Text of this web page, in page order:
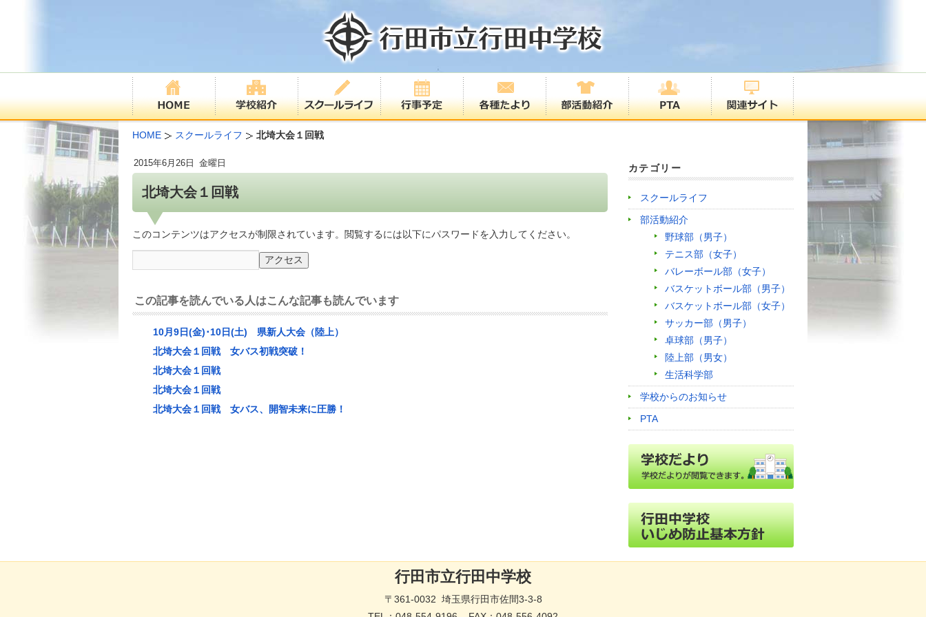
HOME スクールライフ 北埼大会１回戦
北埼大会１回戦
2015年6月26日 金曜日
このコンテンツはアクセスが制限されています。閲覧するには以下にパスワードを入力してください。
この記事を読んでいる人はこんな記事も読んでいます
10月9日(金)･10日(土) 県新人大会（陸上）
北埼大会１回戦 女バス初戦突破！
北埼大会１回戦
北埼大会１回戦
北埼大会１回戦 女バス、開智未来に圧勝！
カテゴリー
スクールライフ
部活動紹介
野球部（男子）
テニス部（女子）
バレーボール部（女子）
バスケットボール部（男子）
バスケットボール部（女子）
サッカー部（男子）
卓球部（男子）
陸上部（男女）
生活科学部
学校からのお知らせ
PTA
行田市立行田中学校
〒361-0032 埼玉県行田市佐間3-3-8